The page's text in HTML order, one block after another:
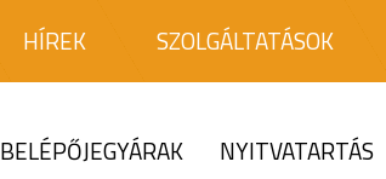
HÍREK SZOLGÁLTATÁSOK
BELÉPŐJEGYÁRAK NYITVATARTÁS